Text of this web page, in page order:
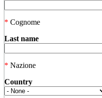
* Cognome
Last name
* Nazione
Country